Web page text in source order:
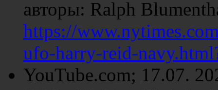
авторы: Ralph
https://
ufo-harry-reid-
YouTube.com; 17.07.